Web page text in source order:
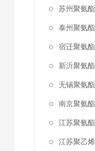
苏州聚氨
泰州聚氨
宿迁聚氨
新沂聚氨
无锡聚氨
南京聚氨
江苏聚氨
江苏聚乙